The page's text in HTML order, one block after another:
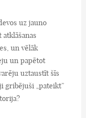
uz jauno
un vēlāk
un papētot
uztaustīt šīs
gribējuši „pateikt”